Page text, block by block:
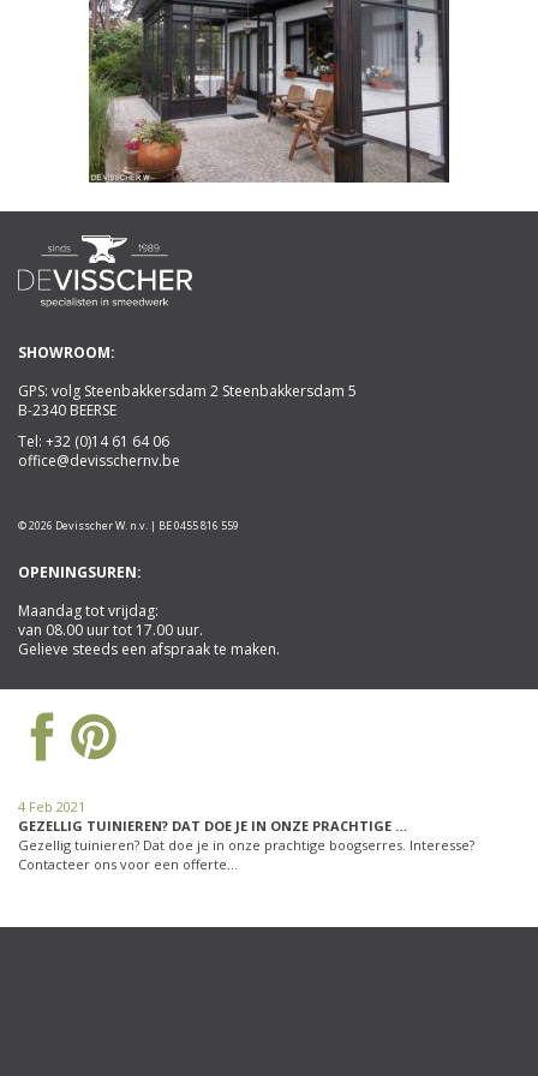
SHOWROOM:
GPS: volg Steenbakkersdam 2 Steenbakkersdam 5
B-2340 BEERSE
Tel: +32 (0)14 61 64 06
office@devisschernv.be
© 2026 Devisscher W. n.v. | BE 0455 816 559
OPENINGSUREN:
Maandag tot vrijdag:
van 08.00 uur tot 17.00 uur.
Gelieve steeds een afspraak te maken.
4 Feb 2021
GEZELLIG TUINIEREN? DAT DOE JE IN ONZE PRACHTIGE …
Gezellig tuinieren? Dat doe je in onze prachtige boogserres. Interesse?
Contacteer ons voor een offerte…